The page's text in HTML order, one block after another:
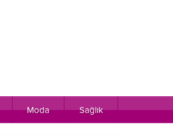
Moda Sağlık